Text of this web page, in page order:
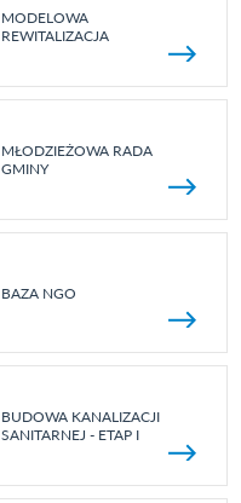
MODELOWA
REWITALIZACJA
MŁODZIEŻOWA RADA
GMINY
BAZA NGO
BUDOWA KANALIZACJI
SANITARNEJ - ETAP I